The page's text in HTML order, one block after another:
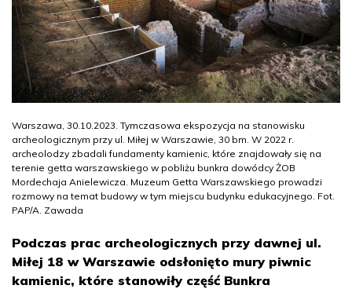
Warszawa, 30.10.2023. Tymczasowa ekspozycja na stanowisku
archeologicznym przy ul. Miłej w Warszawie, 30 bm. W 2022 r.
archeolodzy zbadali fundamenty kamienic, które znajdowały się na
terenie getta warszawskiego w pobliżu bunkra dowódcy ŻOB
Mordechaja Anielewicza. Muzeum Getta Warszawskiego prowadzi
rozmowy na temat budowy w tym miejscu budynku edukacyjnego. Fot.
PAP/A. Zawada
Podczas prac archeologicznych przy dawnej ul.
Miłej 18 w Warszawie odsłonięto mury piwnic
kamienic, które stanowiły część Bunkra